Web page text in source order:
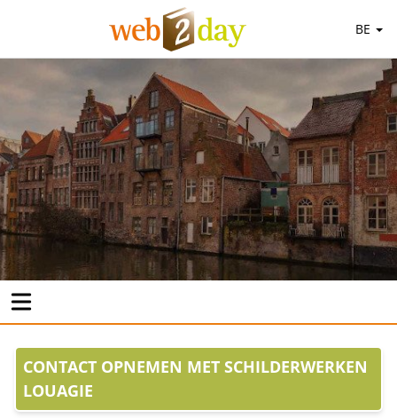
BE
CONTACT OPNEMEN MET SCHILDERWERKEN
LOUAGIE